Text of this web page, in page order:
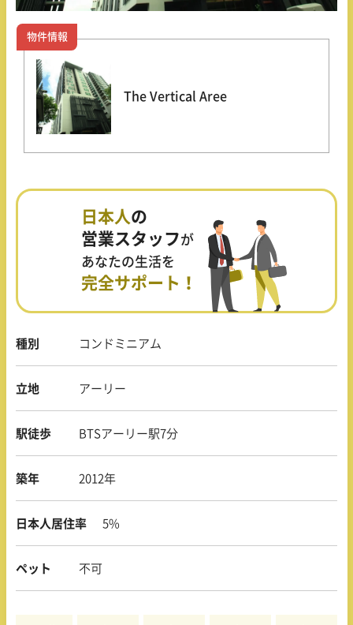
物件情報
The Vertical Aree
種別 コンドミニアム
立地 アーリー
駅徒歩 BTSアーリー駅7分
築年 2012年
日本人居住率 5%
ペット 不可
日本人の
営業スタッフが
あなたの生活を
完全サポート！